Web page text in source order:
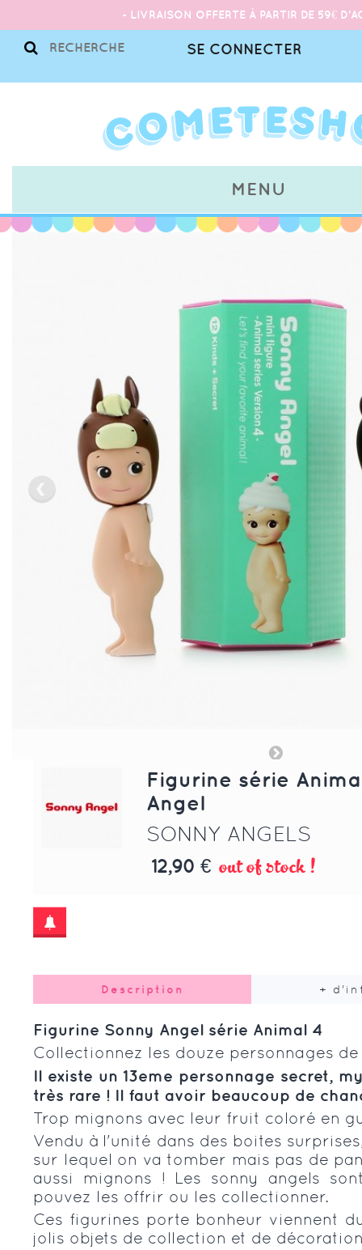
- LIVRAISON OFFERTE À PARTIR DE 59€
SE CONNECTER
MENU
Figurine série
Angel
SONNY ANGELS
12,90 € out of stock !
Description +
Figurine Sonny Angel série Animal 4
Collectionnez les douze personnages
Il existe un 13eme personnage secret,
très rare ! Il faut avoir beaucoup de
Trop mignons avec leur fruit coloré en
Vendu à l'unité dans des boites
sur lequel on va tomber mais pas de
aussi mignons ! Les sonny angels
pouvez les offrir ou les collectionner.
Ces figurines porte bonheur viennent
jolis objets de collection et de